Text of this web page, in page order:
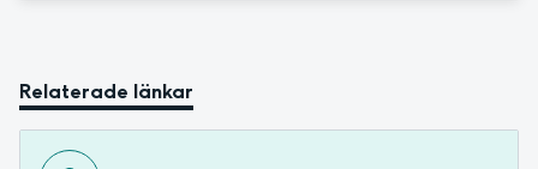
Relaterade länkar